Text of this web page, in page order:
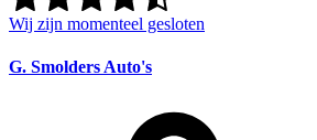
Wij zijn momenteel gesloten
G. Smolders Auto's